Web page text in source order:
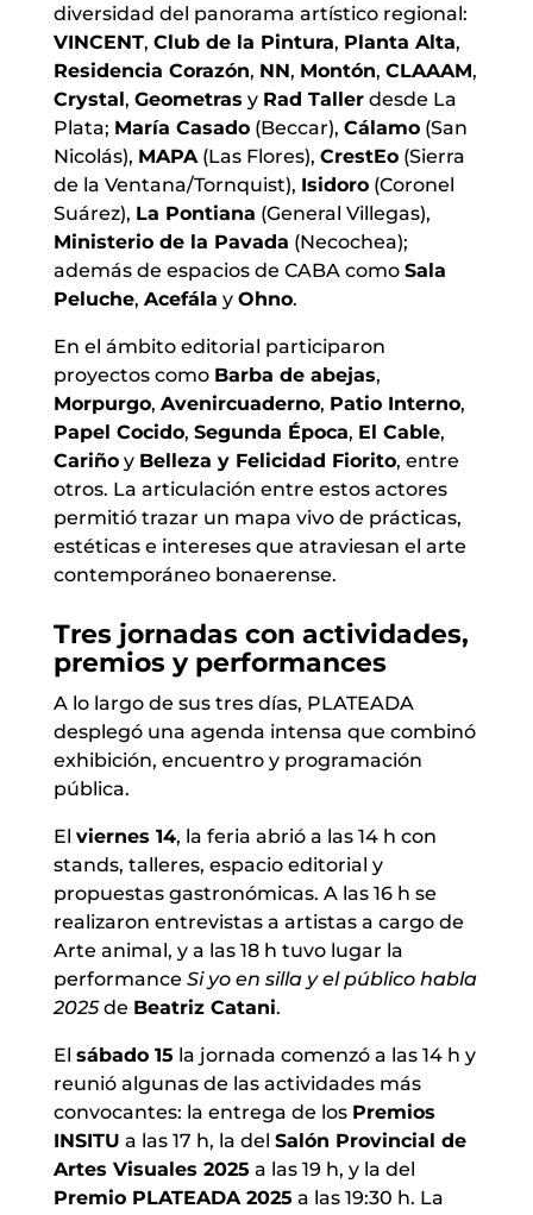
diversidad del panorama artístico regional:
VINCENT, Club de la Pintura, Planta Alta,
Residencia Corazón, NN, Montón, CLAAAM,
Crystal, Geometras y Rad Tallerdesde La
Plata; María Casado(Beccar), Cálamo(San
Nicolás), MAPA(Las Flores), CrestEo(Sierra
de la Ventana/Tornquist), Isidoro(Coronel
Suárez), La Pontiana (General Villegas),
Ministerio de la Pavada (Necochea);
además de espacios de CABA como Sala
Peluche, Acefála y Ohno.
En el ámbito editorial participaron
proyectos como Barba de abejas,
Morpurgo, Avenircuaderno, Patio Interno,
Papel Cocido, Segunda Época, El Cable,
Cariñoy Belleza y Felicidad Fiorito, entre
otros. La articulación entre estos actores
permitió trazar un mapa vivo de prácticas,
estéticas e intereses que atraviesan el arte
contemporáneo bonaerense.
Tres jornadas con actividades,
premios y performances
A lo largo de sus tres días, PLATEADA
desplegó una agenda intensa que combinó
exhibición, encuentro y programación
pública.
El viernes 14, la feria abrió a las 14 h con
stands, talleres, espacio editorial y
propuestas gastronómicas. A las 16 h se
realizaron entrevistas a artistas a cargo de
Arte animal, y a las 18 h tuvo lugar la
performance Si yo en silla y el público habla
2025de Beatriz Catani.
El sábado 15 la jornada comenzó a las 14 h y
reunió algunas de las actividades más
convocantes: la entrega de los Premios
INSITU a las 17 h, la del Salón Provincial de
Artes Visuales 2025 a las 19 h, y la del
Premio PLATEADA 2025 a las 19:30 h. La